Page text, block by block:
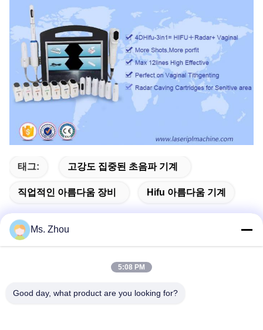
태그: 고강도 집중된 초음파 기계
직업적인 아름다움 장비 Hifu 아름다움 기계
주소
Ms. Zhou
5:08 PM
Good day, what product are you looking for?